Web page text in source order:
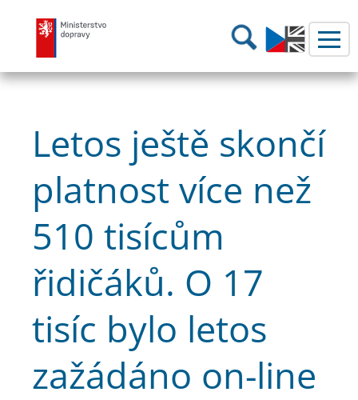
Ministerstvo dopravy Hledání
Letos ještě skončí
platnost více než
510 tisícům
řidičáků. O 17
tisíc bylo letos
zažádáno on-line